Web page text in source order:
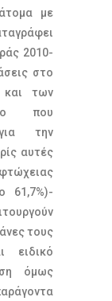
με
2010-
στο
των
που
την
αυτές
61,7%)-
τους
ειδικό
όμως